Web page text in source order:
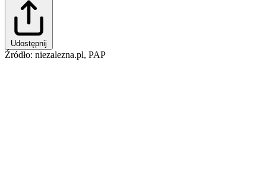
Udostępnij
Źródło: niezalezna.pl, PAP